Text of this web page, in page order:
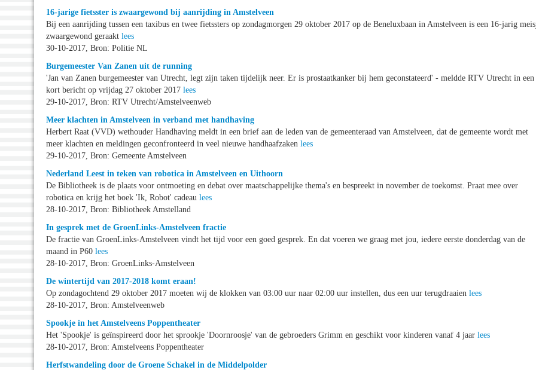
16-jarige fietsster is zwaargewond bij aanrijding in Amstelveen
Bij een aanrijding tussen een taxibus en twee fietssters op zondagmorgen 29 oktober 2017 op de Beneluxbaan in Amstelveen is een 16-jarig
zwaargewond geraakt lees
30-10-2017, Bron: Politie NL
Burgemeester Van Zanen uit de running
'Jan van Zanen burgemeester van Utrecht, legt zijn taken tijdelijk neer. Er is prostaatkanker bij hem geconstateerd' - meldde RTV Utrecht in een
kort bericht op vrijdag 27 oktober 2017 lees
29-10-2017, Bron: RTV Utrecht/Amstelveenweb
Meer klachten in Amstelveen in verband met handhaving
Herbert Raat (VVD) wethouder Handhaving meldt in een brief aan de leden van de gemeenteraad van Amstelveen, dat de gemeente wordt met
meer klachten en meldingen geconfronteerd in veel nieuwe handhaafzaken lees
29-10-2017, Bron: Gemeente Amstelveen
Nederland Leest in teken van robotica in Amstelveen en Uithoorn
De Bibliotheek is de plaats voor ontmoeting en debat over maatschappelijke thema's en bespreekt in november de toekomst. Praat mee over
robotica en krijg het boek 'Ik, Robot' cadeau lees
28-10-2017, Bron: Bibliotheek Amstelland
In gesprek met de GroenLinks-Amstelveen fractie
De fractie van GroenLinks-Amstelveen vindt het tijd voor een goed gesprek. En dat voeren we graag met jou, iedere eerste donderdag van de
maand in P60 lees
28-10-2017, Bron: GroenLinks-Amstelveen
De wintertijd van 2017-2018 komt eraan!
Op zondagochtend 29 oktober 2017 moeten wij de klokken van 03:00 uur naar 02:00 uur instellen, dus een uur terugdraaien lees
28-10-2017, Bron: Amstelveenweb
Spookje in het Amstelveens Poppentheater
Het 'Spookje' is geïnspireerd door het sprookje 'Doornroosje' van de gebroeders Grimm en geschikt voor kinderen vanaf 4 jaar lees
28-10-2017, Bron: Amstelveens Poppentheater
Herfstwandeling door de Groene Schakel in de Middelpolder